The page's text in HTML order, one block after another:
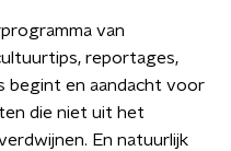
van
reportages,
begint en aandacht voor
die niet uit het
En natuurlijk